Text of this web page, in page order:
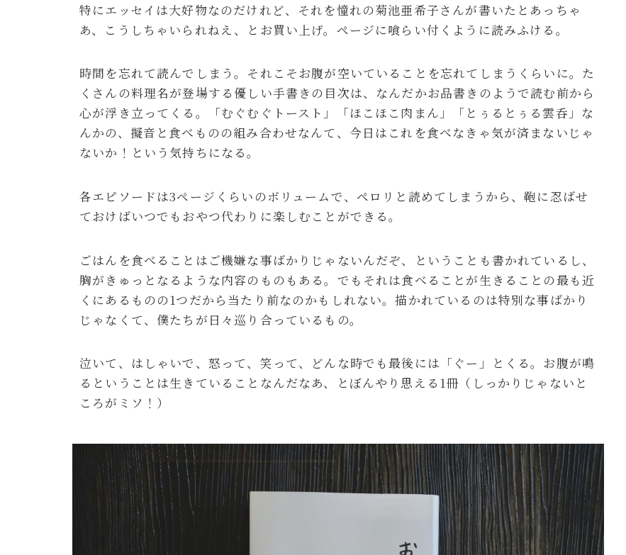
特にエッセイは大好物なのだけれど、それを憧れの菊池亜希子さんが書いたとあっちゃ
あ、こうしちゃいられねえ、とお買い上げ。ページに喰らい付くように読みふける。
時間を忘れて読んでしまう。それこそお腹が空いていることを忘れてしまうくらいに。た
くさんの料理名が登場する優しい手書きの目次は、なんだかお品書きのようで読む前から
心が浮き立ってくる。「むぐむぐトースト」「ほこほこ肉まん」「とぅるとぅる雲呑」な
んかの、擬音と食べものの組み合わせなんて、今日はこれを食べなきゃ気が済まないじゃ
ないか！という気持ちになる。
各エピソードは3ページくらいのボリュームで、ペロリと読めてしまうから、鞄に忍ばせ
ておけばいつでもおやつ代わりに楽しむことができる。
ごはんを食べることはご機嫌な事ばかりじゃないんだぞ、ということも書かれているし、
胸がきゅっとなるような内容のものもある。でもそれは食べることが生きることの最も近
くにあるものの1つだから当たり前なのかもしれない。描かれているのは特別な事ばかり
じゃなくて、僕たちが日々巡り合っているもの。
泣いて、はしゃいで、怒って、笑って、どんな時でも最後には「ぐー」とくる。お腹が鳴
るということは生きていることなんだなあ、とぼんやり思える1冊（しっかりじゃないと
ころがミソ！）